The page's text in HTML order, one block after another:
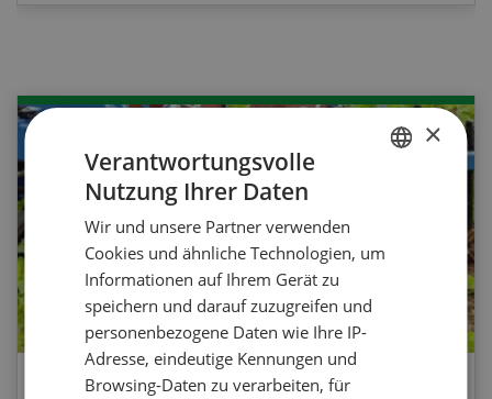
×
Verantwortungsvolle
Nutzung Ihrer Daten
Wir und unsere Partner verwenden
Cookies und ähnliche Technologien, um
Informationen auf Ihrem Gerät zu
speichern und darauf zuzugreifen und
personenbezogene Daten wie Ihre IP-
Adresse, eindeutige Kennungen und
Browsing-Daten zu verarbeiten, für